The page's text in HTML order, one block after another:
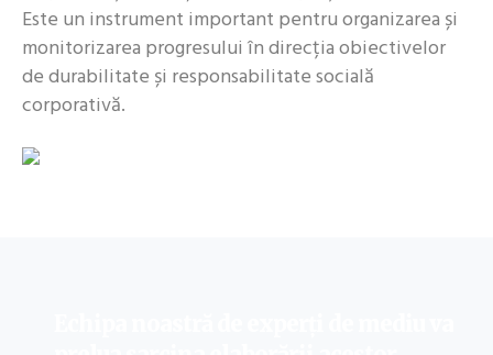
Este un instrument important pentru organizarea și
monitorizarea progresului în direcția obiectivelor
de durabilitate și responsabilitate socială
corporativă.